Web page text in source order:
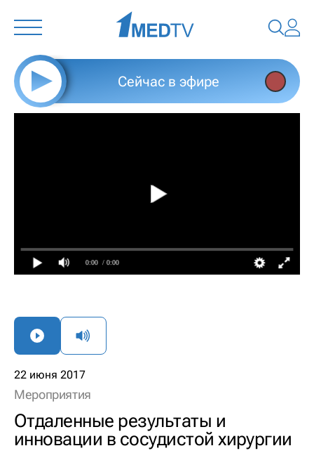
Сейчас в эфире
0:00 / 0:00
22 июня 2017
Мероприятия
Отдаленные результаты и
инновации в сосудистой хирургии